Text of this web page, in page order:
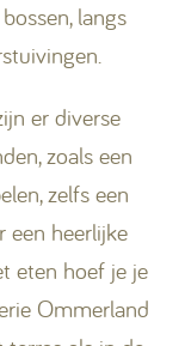
langs
er diverse
zoals een
zelfs een
een heerlijke
eten hoef je je
Ommerland